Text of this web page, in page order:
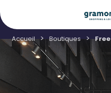
Accueil Boutiques Free